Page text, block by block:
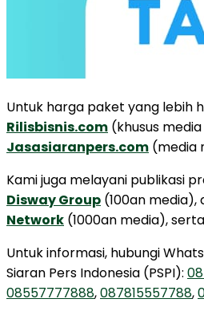
Untuk harga paket yang lebih
Rilisbisnis.com (khusus
Jasasiaranpers.com (media
Kami juga melayani publikasi
Disway Group (100an media),
Network (1000an media),
Untuk informasi, hubungi
Siaran Pers Indonesia (PSPI):
08557777888,087815557788,